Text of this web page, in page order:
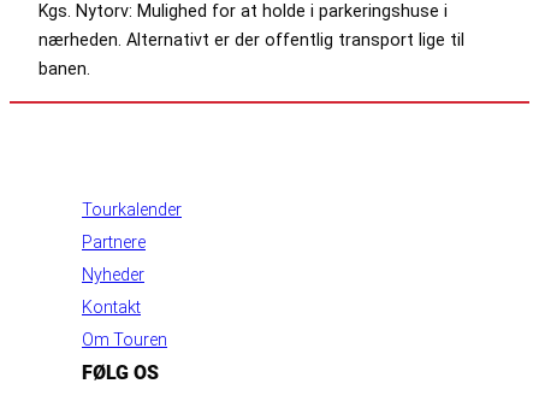
Kgs. Nytorv: Mulighed for at holde i parkeringshuse i
nærheden. Alternativt er der offentlig transport lige til
banen.
Tourkalender
Partnere
Nyheder
Kontakt
Om Touren
FØLG OS